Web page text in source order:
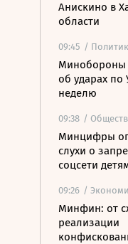
Анискино в
области
09:45 /
Минобороны
об ударах по
неделю
09:38 /
Минцифры
слухи о
соцсети
09:26 /
Минфин: от
реализации